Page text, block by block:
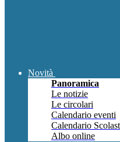
Novità
Panoramica
Le notizie
Le circolari
Calendario eventi
Calendario
Albo online